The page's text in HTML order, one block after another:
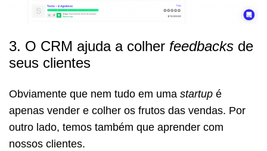
3. O CRM ajuda a colher feedbacks de
seus clientes
Obviamente que nem tudo em uma startup é
apenas vender e colher os frutos das vendas. Por
outro lado, temos também que aprender com
nossos clientes.